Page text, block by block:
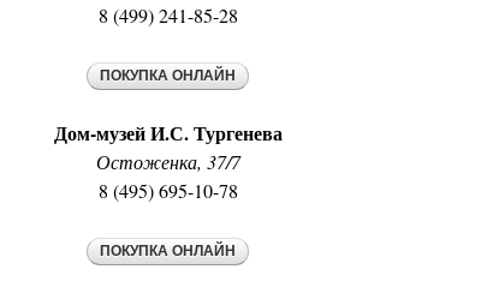
8 (499) 241-85-28
Дом-музей И.С. Тургенева
Остоженка, 37/7
8 (495) 695-10-78